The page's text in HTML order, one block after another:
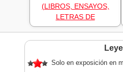
(LIBROS, ENSAYOS,
LETRAS DE
Solo en exposición en